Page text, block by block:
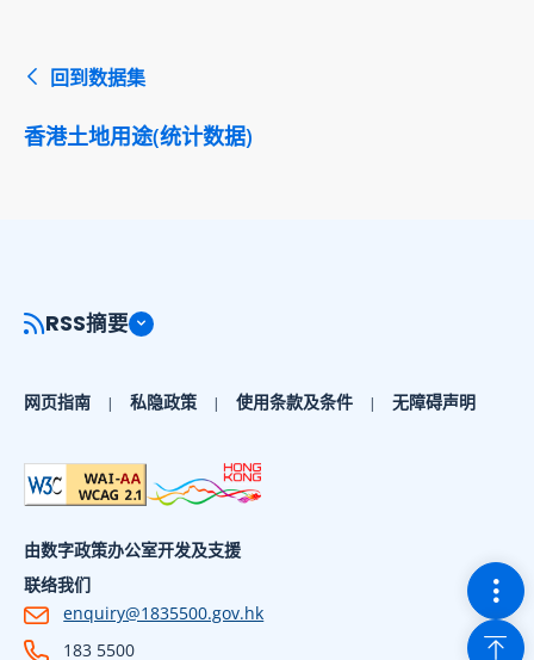
回到数据集
香港土地用途(统计数据)
切
回到
RSS摘要
网页指南 私隐政策 使用条款及条件 无障碍声明
由数字政策办公室开发及支援
联络我们
enquiry@1835500.gov.hk
183 5500